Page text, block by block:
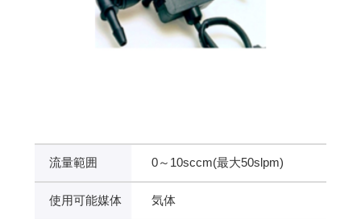
流量範囲 0～10sccm(最大50slpm)
使用可能媒体 気体